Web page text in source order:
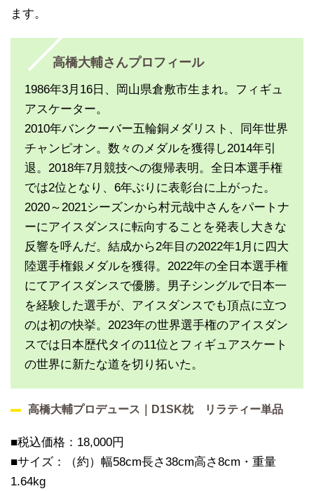
ます。
高橋大輔さんプロフィール
1986年3月16日、岡山県倉敷市生まれ。フィギュ
アスケーター。
2010年バンクーバー五輪銅メダリスト、同年世界
チャンピオン。数々のメダルを獲得し2014年引
退。2018年7月競技への復帰表明。全日本選手権
では2位となり、6年ぶりに表彰台に上がった。
2020～2021シーズンから村元哉中さんをパートナ
ーにアイスダンスに転向することを発表し大きな
反響を呼んだ。結成から2年目の2022年1月に四大
陸選手権銀メダルを獲得。2022年の全日本選手権
にてアイスダンスで優勝。男子シングルで日本一
を経験した選手が、アイスダンスでも頂点に立つ
のは初の快挙。2023年の世界選手権のアイスダン
スでは日本歴代タイの11位とフィギュアスケート
の世界に新たな道を切り拓いた。
高橋大輔プロデュース｜D1SK枕 リラティー単品
■税込価格：18,000円
■サイズ：（約）幅58cm長さ38cm高さ8cm・重量
1.64kg